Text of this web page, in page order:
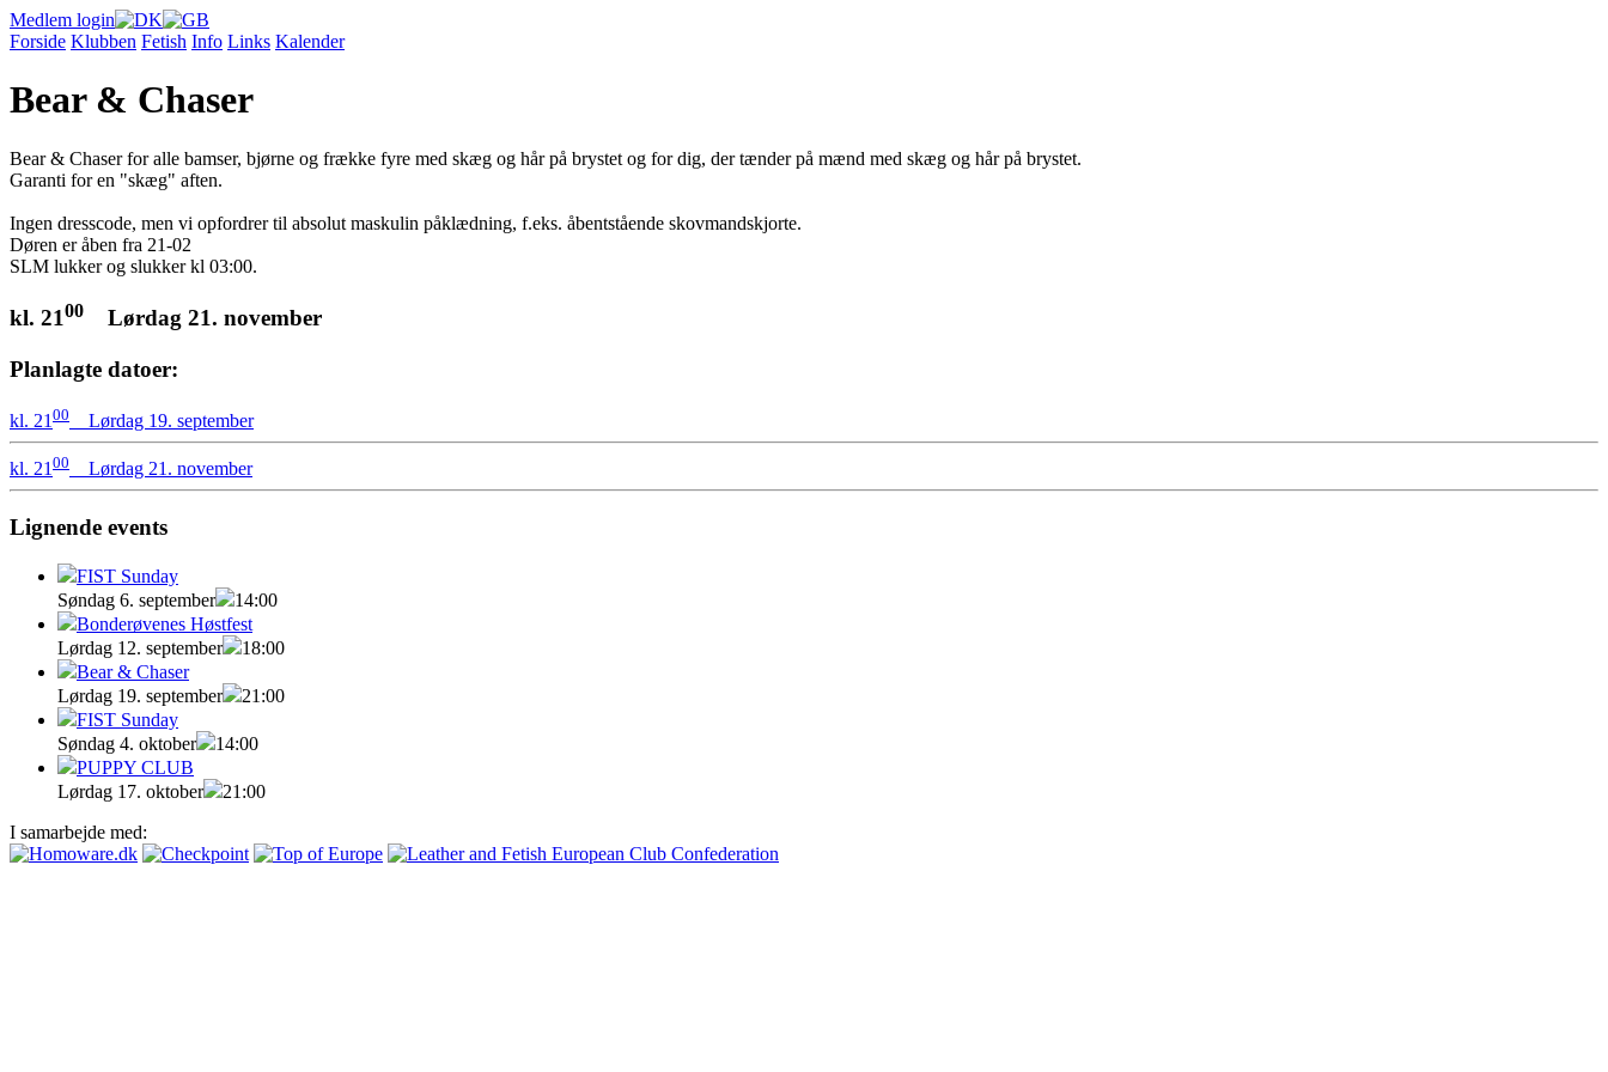
Medlem login
Forside Klubben Fetish Info Links Kalender
Bear & Chaser
Bear & Chaser for alle bamser, bjørne og frække fyre med skæg og hår på brystet og for dig, der tænder på mænd med skæg og hår på brystet.
Garanti for en "skæg" aften.
Ingen dresscode, men vi opfordrer til absolut maskulin påklædning, f.eks. åbentstående skovmandskjorte.
Døren er åben fra 21-02
SLM lukker og slukker kl 03:00.
kl. 2100 Lørdag 21. november
Planlagte datoer:
kl. 21 00 Lørdag 19. september
kl. 2100 Lørdag 21. november
Lignende events
FIST Sunday
Søndag 6. september
14:00
Bonderøvenes Høstfest
Lørdag 12. september
18:00
Bear & Chaser
Lørdag 19. september
21:00
FIST Sunday
Søndag 4. oktober
14:00
PUPPY CLUB
Lørdag 17. oktober
21:00
I samarbejde med: